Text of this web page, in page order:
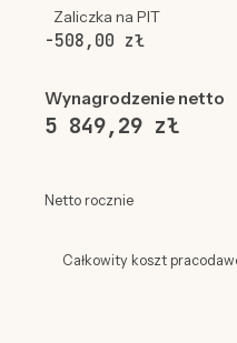
Zaliczka na PIT
-508,00 zł
Wynagrodzenie netto
5 849,29 zł
Netto rocznie
Całkowity koszt